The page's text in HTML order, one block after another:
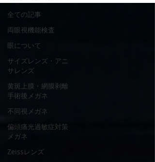
全ての記事
両眼視機能検査
眼について
サイズレンズ・アニ
サレンズ
黄斑上膜・網膜剥離
手術後メガネ
不同視メガネ
偏頭痛光過敏症対策
メガネ
Zeissレンズ